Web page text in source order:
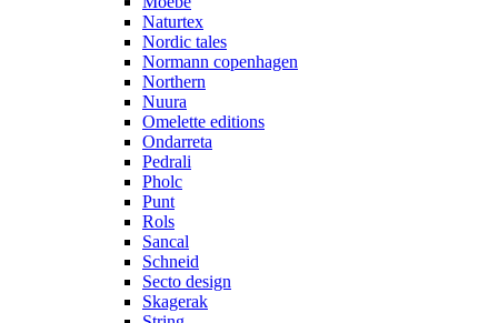
Naturtex
Nordic tales
Normann copenhagen
Northern
Nuura
Omelette editions
Ondarreta
Pedrali
Pholc
Punt
Rols
Sancal
Schneid
Secto design
Skagerak